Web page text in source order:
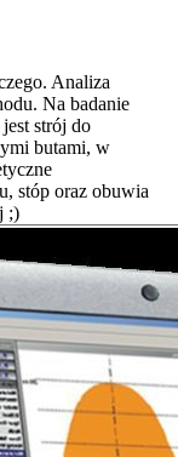
Analiza
Na badanie
strój do
butami, w
stóp oraz obuwia
;)